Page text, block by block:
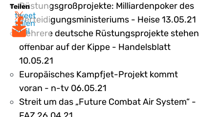
Teilen
tweet
teilen
mail
Rüstungsgroßprojekte: Milliardenpoker des
Verteidigungsministeriums - Heise 13.05.21
Mehrere deutsche Rüstungsprojekte stehen
offenbar auf der Kippe - Handelsblatt
10.05.21
Europäisches Kampfjet-Projekt kommt
voran - n-tv 06.05.21
Streit um das „Future Combat Air System“ -